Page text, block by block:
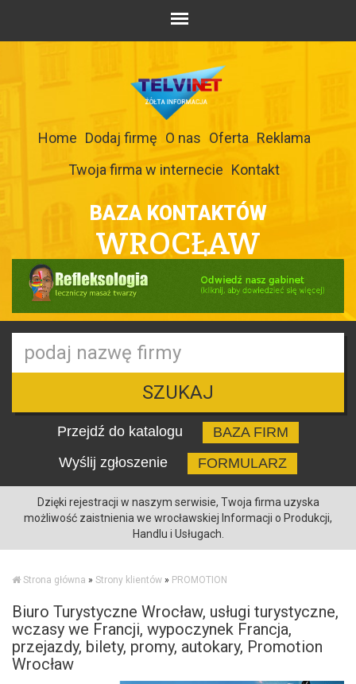
Home Dodaj firmę O nas Oferta Reklama
Twoja firma w internecie Kontakt
BAZA KONTAKTÓW
WROCŁAW
SZUKAJ
Przejdź do katalogu
BAZA FIRM
Wyślij zgłoszenie
FORMULARZ
Dzięki rejestracji w naszym serwisie, Twoja firma uzyska
możliwość zaistnienia we wrocławskiej Informacji o Produkcji,
Handlu i Usługach.
Strona główna » Strony klientów » PROMOTION
Biuro Turystyczne Wrocław, usługi turystyczne,
wczasy we Francji, wypoczynek Francja,
przejazdy, bilety, promy, autokary, Promotion
Wrocław